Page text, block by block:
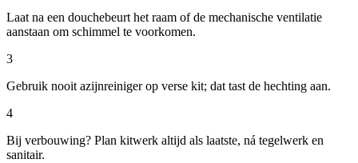
Laat na een douchebeurt het raam of de mechanische ventilatie
aanstaan om schimmel te voorkomen.
3
Gebruik nooit azijnreiniger op verse kit; dat tast de hechting aan.
4
Bij verbouwing? Plan kitwerk altijd als laatste, ná tegelwerk en
sanitair.